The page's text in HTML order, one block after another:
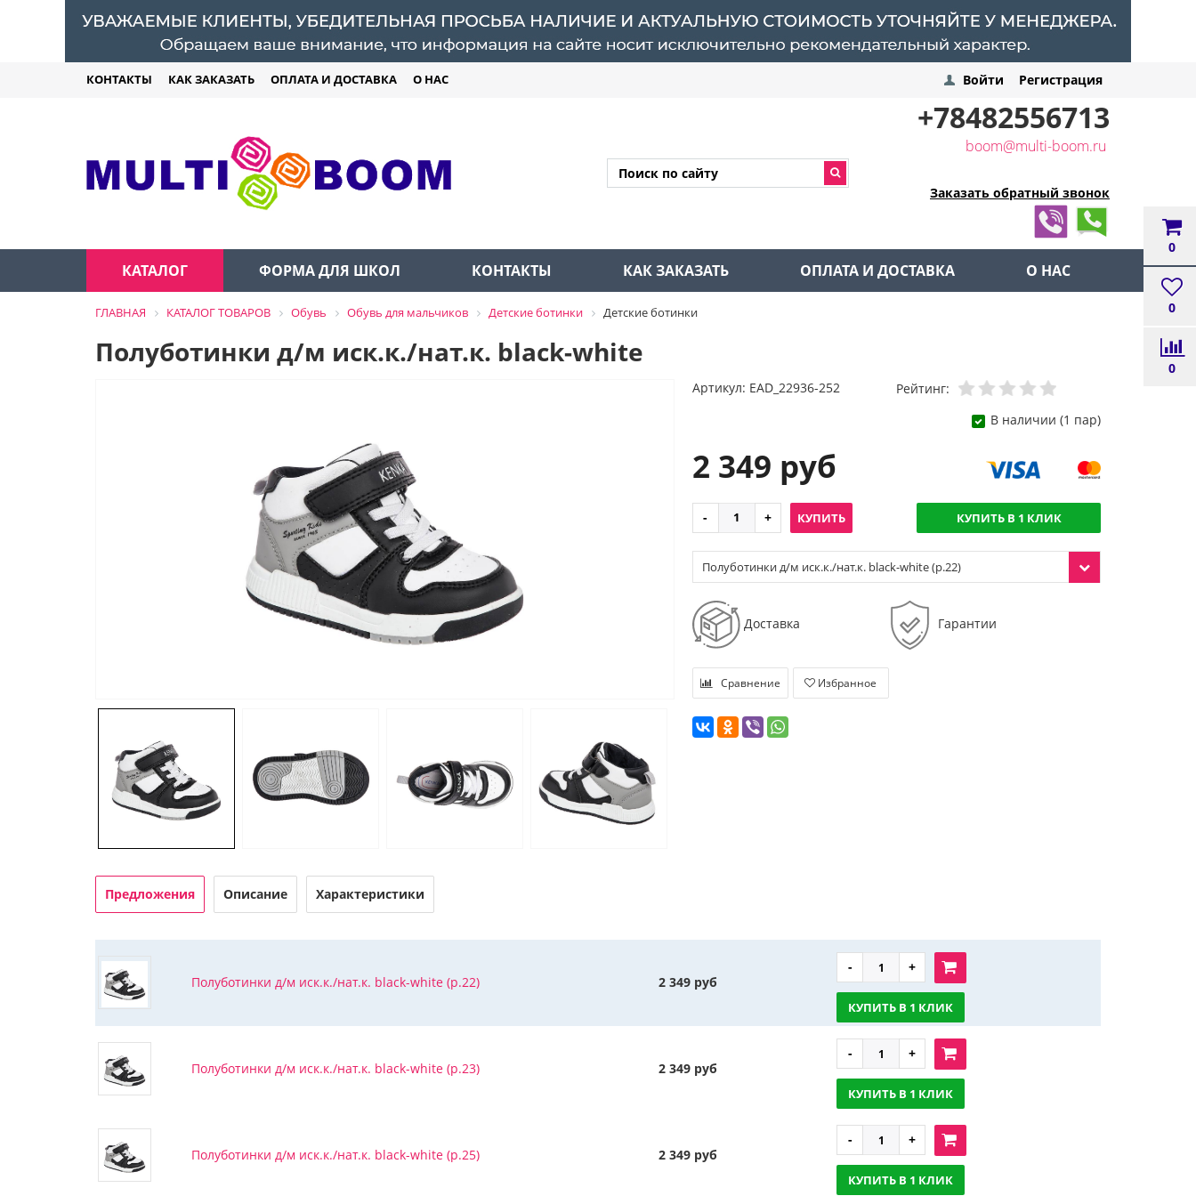
КОНТАКТЫ КАК ЗАКАЗАТЬ ОПЛАТА И ДОСТАВКА О НАС
0
0
0
Войти Регистрация
+78482556713
boom@multi-boom.ru
Заказать обратный звонок
КАТАЛОГ ФОРМА ДЛЯ ШКОЛ КОНТАКТЫ КАК ЗАКАЗАТЬ ОПЛАТА И ДОСТАВКА О НАС
ГЛАВНАЯ КАТАЛОГ ТОВАРОВ Обувь Обувь для мальчиков Детские ботинки Детские ботинки
Полуботинки д/м иск.к./нат.к. black-white
Артикул: EAD_22936-252
Рейтинг:
В наличии (1 пар)
2 349 руб
КУПИТЬ КУПИТЬ В 1 КЛИК
Полуботинки д/м иск.к./нат.к. black-white (р.22)
Доставка Гарантии
Сравнение Избранное
Предложения Описание Характеристики
Полуботинки д/м иск.к./нат.к. black-white (р.22) 2 349 руб
КУПИТЬ В 1 КЛИК
Полуботинки д/м иск.к./нат.к. black-white (р.23) 2 349 руб
КУПИТЬ В 1 КЛИК
Полуботинки д/м иск.к./нат.к. black-white (р.25) 2 349 руб
КУПИТЬ В 1 КЛИК